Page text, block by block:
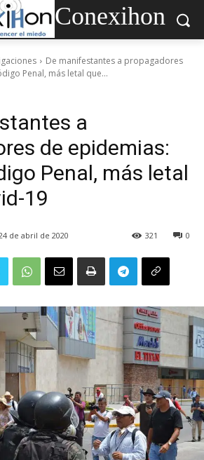
Conexihon
De manifestantes a propagadores
Penal, más letal que...
a
de epidemias:
Penal, más letal
19
de abril de 2020 0
321